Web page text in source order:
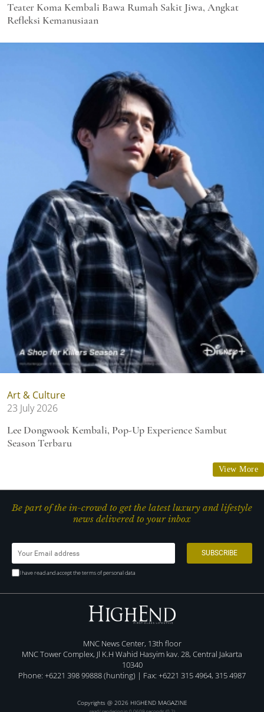
Teater Koma Kembali Bawa Rumah Sakit Jiwa, Angkat
Refleksi Kemanusiaan
Art & Culture
23 July 2026
Lee Dongwook Kembali, Pop-Up Experience Sambut
Season Terbaru
View More
Be part of the in-crowd to get the latest luxury and lifestyle
news delivered to your inbox
I have read and accept the terms of personal data
MNC News Center, 13th floor
MNC Tower Complex, Jl K.H Wahid Hasyim kav. 28, Central Jakarta
10340
Phone: +6221 398 99888 (hunting) | Fax: +6221 315 4964, 315 4987
Copyrights @ 2026 HIGHEND MAGAZINE